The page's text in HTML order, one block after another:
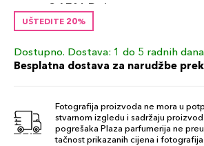
245N Beige
Neutro
8017834870053
Chiaro Ne
Šifra artikla
8017834870015
UŠTEDITE 20%
Dostupno. Dostava: 1 do 5 radnih dana
Besplatna dostava za narudžbe
Fotografija proizvoda ne mora u
stvarnom izgledu i sadržaju
pogrešaka Plaza parfumerija ne
tačnost prikazanih cijena i fotografija.